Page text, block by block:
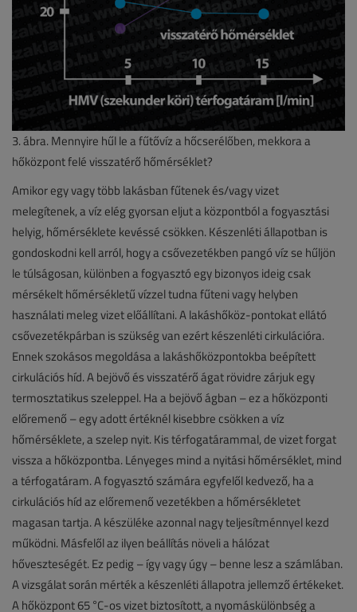
3. ábra. Mennyire hűl le a fűtővíz a hőcserélőben, mekkora a
hőközpont felé visszatérő hőmérséklet?
Amikor egy vagy több lakásban fűtenek és/vagy vizet
melegítenek, a víz elég gyorsan eljut a központból a fogyasztási
helyig, hőmérséklete kevéssé csökken. Készenléti állapotban is
gondoskodni kell arról, hogy a csővezetékben pangó víz se hűljön
le túlságosan, különben a fogyasztó egy bizonyos ideig csak
mérsékelt hőmérsékletű vízzel tudna fűteni vagy helyben
használati meleg vizet előállítani. A lakáshőköz-pontokat ellátó
csővezetékpárban is szükség van ezért készenléti cirkulációra.
Ennek szokásos megoldása a lakáshőközpontokba beépített
cirkulációs híd. A bejövő és visszatérő ágat rövidre zárjuk egy
termosztatikus szeleppel. Ha a bejövő ágban – ez a hőközponti
előremenő – egy adott értéknél kisebbre csökken a víz
hőmérséklete, a szelep nyit. Kis térfogatárammal, de vizet forgat
vissza a hőközpontba. Lényeges mind a nyitási hőmérséklet, mind
a térfogatáram. A fogyasztó számára egyfelől kedvező, ha a
cirkulációs híd az előremenő vezetékben a hőmérsékletet
magasan tartja. A készüléke azonnal nagy teljesítménnyel kezd
működni. Másfelől az ilyen beállítás növeli a hálózat
hőveszteségét. Ez pedig – így vagy úgy – benne lesz a számlában.
A vizsgálat során mérték a készenléti állapotra jellemző értékeket.
A hőközpont 65 °C-os vizet biztosított, a nyomáskülönbség a